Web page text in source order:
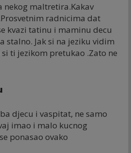
nekog maltretira.Kakav
radnicima dat
kvazi tatinu i maminu decu
stalno. Jak si na jeziku vidim
ti jezikom pretukao .Zato ne
djecu i vaspitat, ne samo
imao i malo kucnog
ponasao ovako